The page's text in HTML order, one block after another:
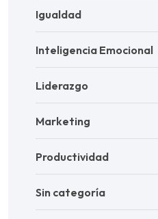
Igualdad
Inteligencia Emocional
Liderazgo
Marketing
Productividad
Sin categoría